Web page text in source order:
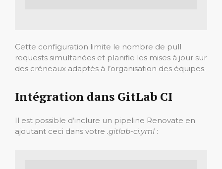
Cette configuration limite le nombre de pull
requests simultanées et planifie les mises à jour sur
des créneaux adaptés à l’organisation des équipes.
Intégration dans GitLab CI
Il est possible d’inclure un pipeline Renovate en
ajoutant ceci dans votre .gitlab-ci.yml :